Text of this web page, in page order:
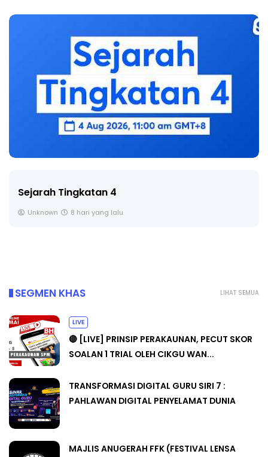
Sejarah Tingkatan 4
Unknown 8 hari yang lalu
LIHAT SEMUA
SEGMEN KHAS
LIVE
🔴 [LIVE] PRINSIP PERAKAUNAN, PECUT SKOR
SOALAN 1 TRIAL OLEH CIKGU WAN...
TRANSFORMASI DIGITAL GURU SIRI 7 :
PAHLAWAN DIGITAL PENYELAMAT DUNIA
MAJLIS ANUGERAH FFK (FESTIVAL LENSA